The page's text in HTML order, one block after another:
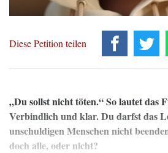
Diese Petition teilen
„Du sollst nicht töten.“ So lautet das
Verbindlich und klar. Du darfst das
unschuldigen Menschen nicht
doch alle, oder nicht?